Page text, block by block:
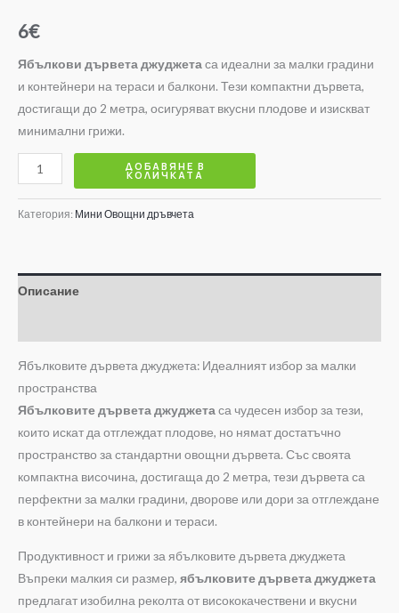
6€
Ябълкови дървета джуджетаса идеални за малки градини
и контейнери на тераси и балкони. Тези компактни дървета,
достигащи до 2 метра, осигуряват вкусни плодове и изискват
минимални грижи.
ДОБАВЯНЕ В
КОЛИЧКАТА
Категория: Мини Овощни дръвчета
Описание
Ябълковите дървета джуджета: Идеалният избор за малки
пространства
Ябълковите дървета джуджетаса чудесен избор за тези,
които искат да отглеждат плодове, но нямат достатъчно
пространство за стандартни овощни дървета. Със своята
компактна височина, достигаща до 2 метра, тези дървета са
перфектни за малки градини, дворове или дори за отглеждане
в контейнери на балкони и тераси.
Продуктивност и грижи за ябълковите дървета джуджета
Въпреки малкия си размер, ябълковите дървета джуджета
предлагат изобилна реколта от висококачествени и вкусни